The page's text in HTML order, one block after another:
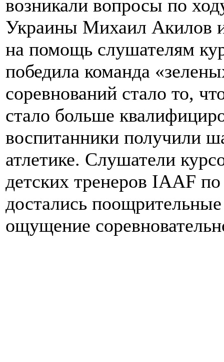
возникали вопросы по
Украины Михаил Акилов
на помощь слушателям
победила команда
соревнований стало то,
стало больше
воспитанники получили
атлетике. Слушатели
детских тренеров IAAF
достались
ощущение